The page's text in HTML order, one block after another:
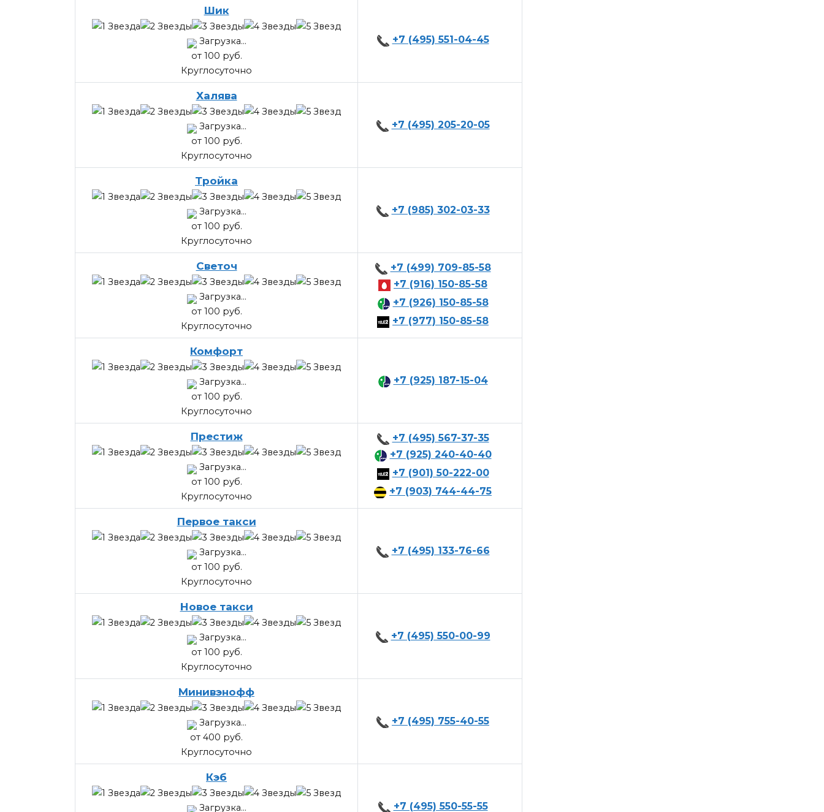
Шик
Загрузка...
от 100 руб.
Круглосуточно
+7 (495) 551-04-45
Халява
Загрузка...
от 100 руб.
Круглосуточно
+7 (495) 205-20-05
Тройка
Загрузка...
от 100 руб.
Круглосуточно
+7 (985) 302-03-33
Светоч
Загрузка...
от 100 руб.
Круглосуточно
+7 (499) 709-85-58
+7 (916) 150-85-58
+7 (926) 150-85-58
+7 (977) 150-85-58
Комфорт
Загрузка...
от 100 руб.
Круглосуточно
+7 (925) 187-15-04
Престиж
Загрузка...
от 100 руб.
Круглосуточно
+7 (495) 567-37-35
+7 (925) 240-40-40
+7 (901) 50-222-00
+7 (903) 744-44-75
Первое такси
Загрузка...
от 100 руб.
Круглосуточно
+7 (495) 133-76-66
Новое такси
Загрузка...
от 100 руб.
Круглосуточно
+7 (495) 550-00-99
Минивэнофф
Загрузка...
от 400 руб.
Круглосуточно
+7 (495) 755-40-55
Кэб
Загрузка... +7 (495) 550-55-55